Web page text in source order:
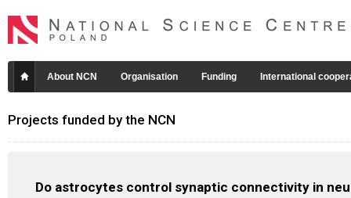
About NCN Organisation Funding International
Projects funded by the NCN
Do astrocytes control synaptic connectivity in